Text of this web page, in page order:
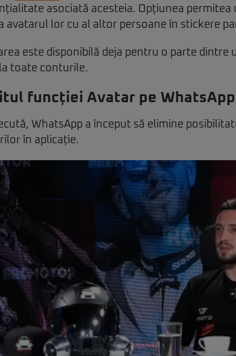
asociată acesteia. Opțiunea permitea
avatarul lor cu al altor persoane în stickere
este disponibilă deja pentru o parte dintre
toate conturile.
funcției Avatar pe WhatsApp
WhatsApp a început să elimine
în aplicație.